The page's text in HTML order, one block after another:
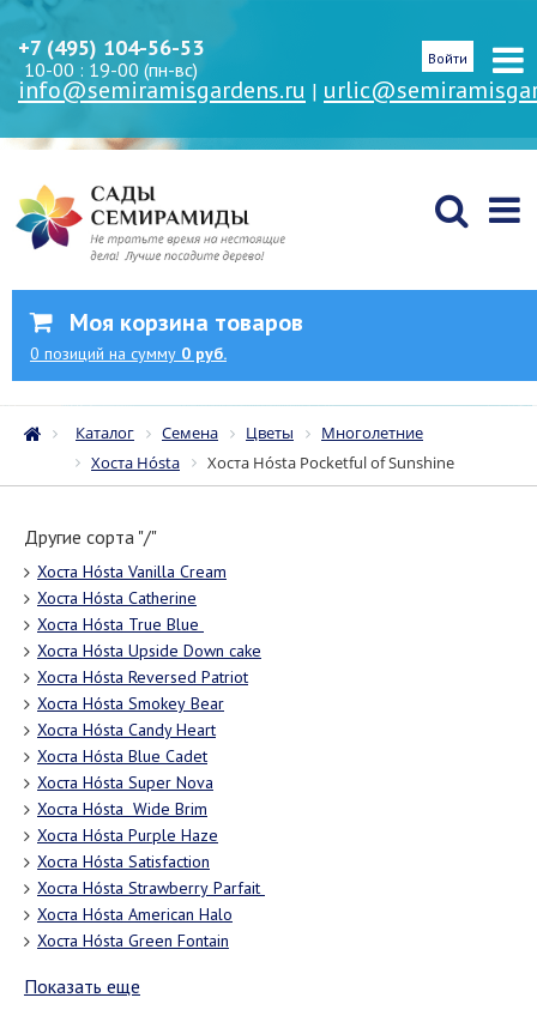
+7 (495) 104-56-53
10-00 : 19-00 (пн-вс)
info@semiramisgardens.ru |
Войти
Моя корзина товаров
0 позиций на сумму 0 руб.
Каталог Семена Цветы
Многолетние
Хоста Hósta
Хоста Hósta Pocketful of Sunshine
Другие сорта "/"
Хоста Hósta Vanilla Cream
Хоста Hósta Catherine
Хоста Hósta Truе Bluе
Хоста Hósta Uрsidе Dоwn саkе
Хоста Hósta Reversed Patriot
Хоста Hósta Smоkеу Bеаr
Хоста Hósta Candy Heart
Хоста Hósta Blue Cadet
Хоста Hósta Suреr Nоvа
Хоста Hósta Widе Brim
Хоста Hósta Purple Haze
Хоста Hósta Sаtisfасtiоn
Хоста Hósta Strаwbеrrу Раrfаit
Хоста Hósta American Halo
Хоста Hósta Green Fontain
Показать еще